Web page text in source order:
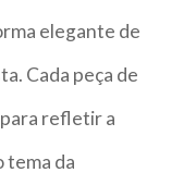
elegante de
Cada peça de
refletir a
tema da